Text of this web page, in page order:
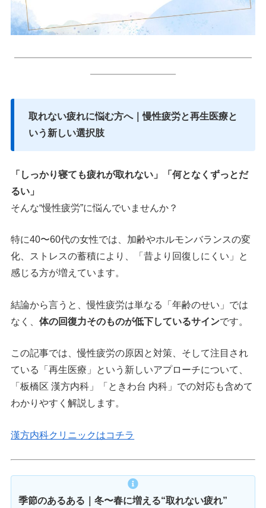
━━━━━━━━━━━━━━━━━━━━━━━━━
━━━━━━━━━
取れない疲れに悩む方へ｜慢性疲労と再生医療と
いう新しい選択肢
「しっかり寝ても疲れが取れない」「何となくずっとだ
るい」
そんな“慢性疲労”に悩んでいませんか？
特に40〜60代の女性では、加齢やホルモンバランスの変
化、ストレスの蓄積により、「昔より回復しにくい」と
感じる方が増えています。
結論から言うと、慢性疲労は単なる「年齢のせい」では
なく、体の回復力そのものが低下しているサインです。
この記事では、慢性疲労の原因と対策、そして注目され
ている「再生医療」という新しいアプローチについて、
「板橋区 漢方内科」「ときわ台 内科」での対応も含めて
わかりやすく解説します。
漢方内科クリニックはコチラ
季節のあるある｜冬〜春に増える“取れない疲れ”